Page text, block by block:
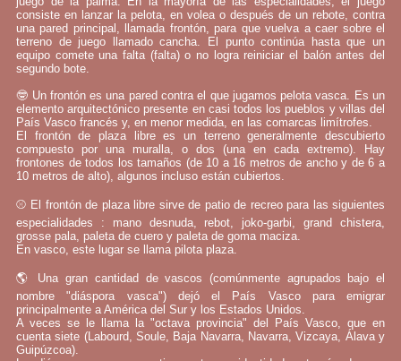
consiste en lanzar la pelota, en volea o después de un rebote, contra
una pared principal, llamada frontón, para que vuelva a caer sobre el
terreno de juego llamado cancha. El punto continúa hasta que un
equipo comete una falta (falta) o no logra reiniciar el balón antes del
segundo bote.
🤓 Un frontón es una pared contra el que jugamos pelota vasca. Es un
elemento arquitectónico presente en casi todos los pueblos y villas del
País Vasco francés y, en menor medida, en las comarcas limítrofes.
El frontón de plaza libre es un terreno generalmente descubierto
compuesto por una muralla, o dos (una en cada extremo). Hay
frontones de todos los tamaños (de 10 a 16 metros de ancho y de 6 a
10 metros de alto), algunos incluso están cubiertos.
⚾ El frontón de plaza libre sirve de patio de recreo para las siguientes
especialidades : mano desnuda, rebot, joko-garbi, grand chistera,
grosse pala, paleta de cuero y paleta de goma maciza.
En vasco, este lugar se llama pilota plaza.
🌎 Una gran cantidad de vascos (comúnmente agrupados bajo el
nombre "diáspora vasca") dejó el País Vasco para emigrar
principalmente a América del Sur y los Estados Unidos.
A veces se le llama la "octava provincia" del País Vasco, que en
cuenta siete (Labourd, Soule, Baja Navarra, Navarra, Vizcaya, Álava y
Guipúzcoa).